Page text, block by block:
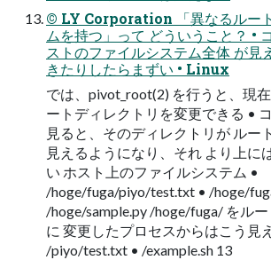
© LY Corporation 「異なるルー
ムを持つ」って どういうこと？ •
ストのファイルシステム全体 が⾒
きたりしたらまずい • Linux
では、pivot_root(2) を⾏うと、現
ートディレクトリを変更できる •
⾒ると、そのディレクトリが ルー
⾒えるようになり、それ より上に
い ホスト上のファイルシステム •
/hoge/fuga/piyo/test.txt • /hoge/
/hoge/sample.py /hoge/fuga/ をル
に 変更したプロセスからはこう⾒
/piyo/test.txt • /example.sh 13